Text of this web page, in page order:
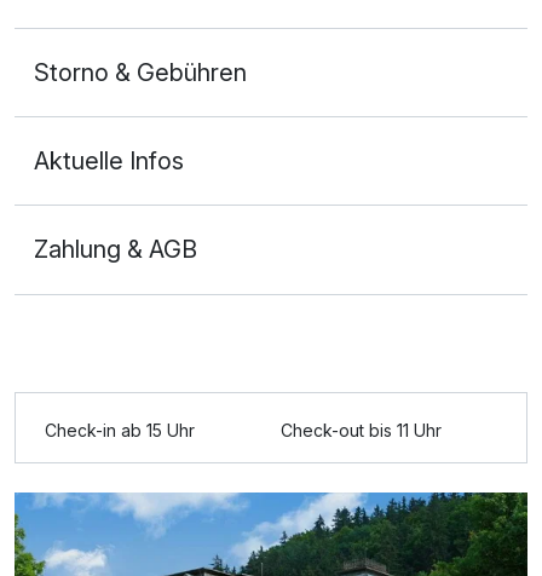
Storno & Gebühren
Aktuelle Infos
Zahlung & AGB
Check-in ab 15 Uhr Check-out bis 11 Uhr